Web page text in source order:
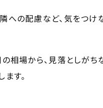
への配慮など、気をつけ
相場から、見落としが
す。